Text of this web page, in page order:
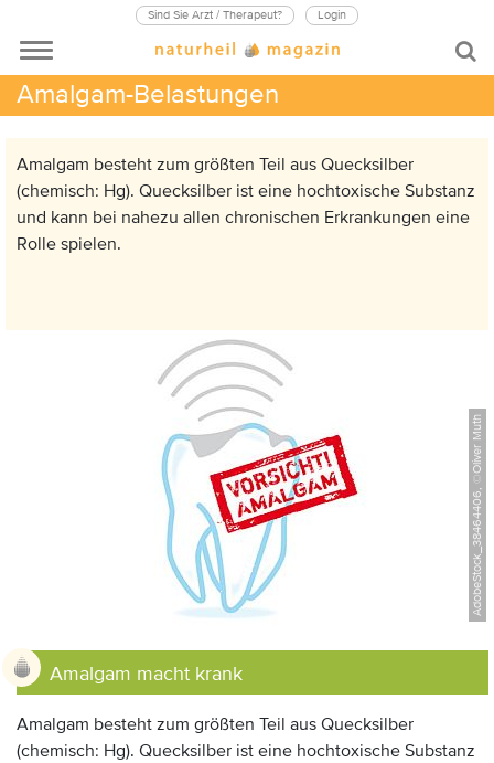
Sind Sie Arzt / Therapeut? Login
Amalgam-Belastungen
Amalgam besteht zum größten Teil aus Quecksilber
(chemisch: Hg). Quecksilber ist eine hochtoxische Substanz
und kann bei nahezu allen chronischen Erkrankungen eine
Rolle spielen.
AdobeStock_38464406, ©Oliver Muth
Anzeige:Amalgam macht krank
Amalgam besteht zum größten Teil aus Quecksilber
(chemisch: Hg). Quecksilber ist eine hochtoxische Substanz